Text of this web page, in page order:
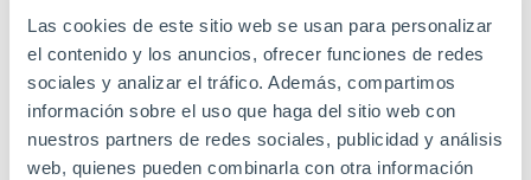
Las cookies de este sitio web se usan para personalizar
el contenido y los anuncios, ofrecer funciones de redes
sociales y analizar el tráfico. Además, compartimos
información sobre el uso que haga del sitio web con
nuestros partners de redes sociales, publicidad y análisis
web, quienes pueden combinarla con otra información